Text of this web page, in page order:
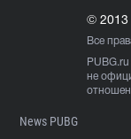
© 2013
Все
PUBG.ru
не
News PUBG